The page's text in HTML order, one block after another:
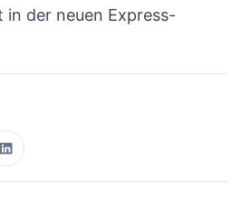
in der neuen Express-